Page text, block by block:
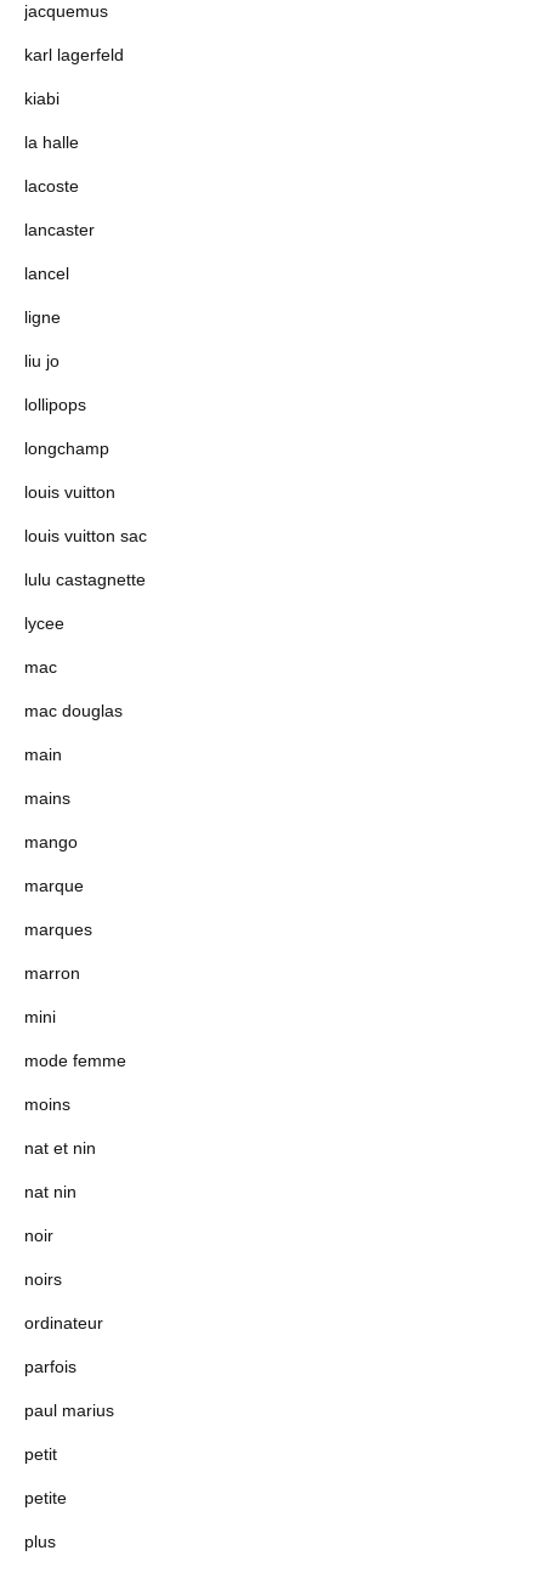
jacquemus
karl lagerfeld
kiabi
la halle
lacoste
lancaster
lancel
ligne
liu jo
lollipops
longchamp
louis vuitton
louis vuitton sac
lulu castagnette
lycee
mac
mac douglas
main
mains
mango
marque
marques
marron
mini
mode femme
moins
nat et nin
nat nin
noir
noirs
ordinateur
parfois
paul marius
petit
petite
plus